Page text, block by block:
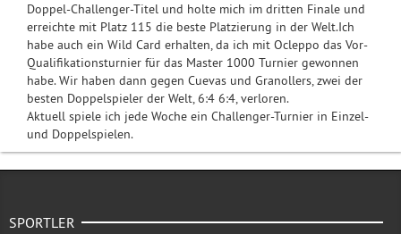
Doppel-Challenger-Titel und holte mich im dritten Finale und
erreichte mit Platz 115 die beste Platzierung in der Welt.Ich
habe auch ein Wild Card erhalten, da ich mit Ocleppo das Vor-
Qualifikationsturnier für das Master 1000 Turnier gewonnen
habe. Wir haben dann gegen Cuevas und Granollers, zwei der
besten Doppelspieler der Welt, 6:4 6:4, verloren.
Aktuell spiele ich jede Woche ein Challenger-Turnier in Einzel-
und Doppelspielen.
SPORTLER